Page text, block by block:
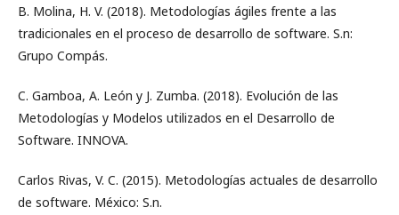
B. Molina, H. V. (2018). Metodologías ágiles frente a las
tradicionales en el proceso de desarrollo de software. S.n:
Grupo Compás.
C. Gamboa, A. León y J. Zumba. (2018). Evolución de las
Metodologías y Modelos utilizados en el Desarrollo de
Software. INNOVA.
Carlos Rivas, V. C. (2015). Metodologías actuales de desarrollo
de software. México: S.n.